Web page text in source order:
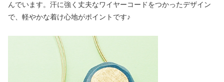
んでいます。汗に強く丈夫なワイヤーコードをつかったデザイン
で、軽やかな着け心地がポイントです♪